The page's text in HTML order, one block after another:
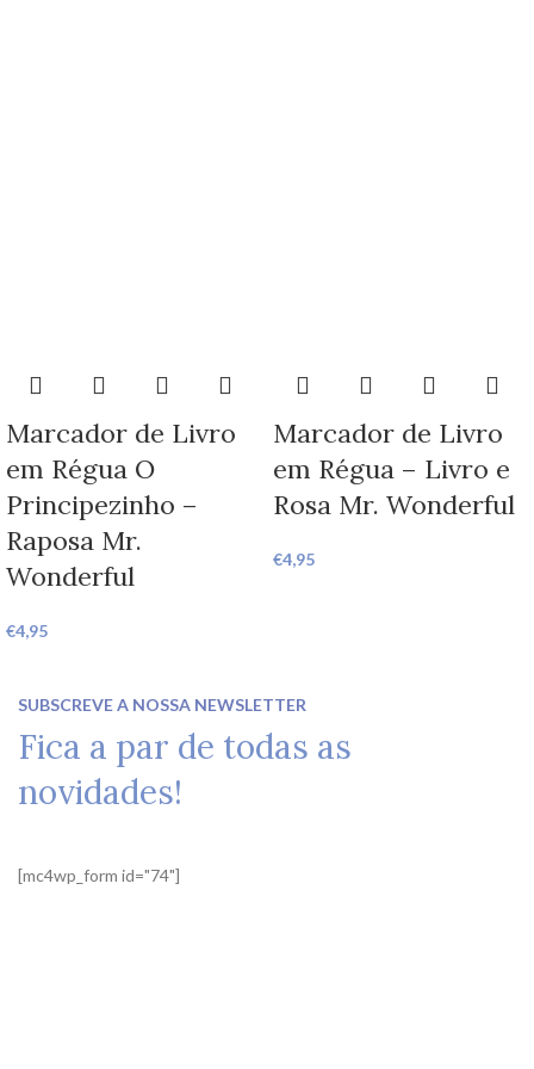
Marcador de Livro
em Régua O
Principezinho –
Raposa Mr.
Wonderful
€4,95
Marcador de Livro
em Régua – Livro e
Rosa Mr. Wonderful
€4,95
SUBSCREVE A NOSSA NEWSLETTER
Fica a par de todas as
novidades!
[mc4wp_form id="74"]